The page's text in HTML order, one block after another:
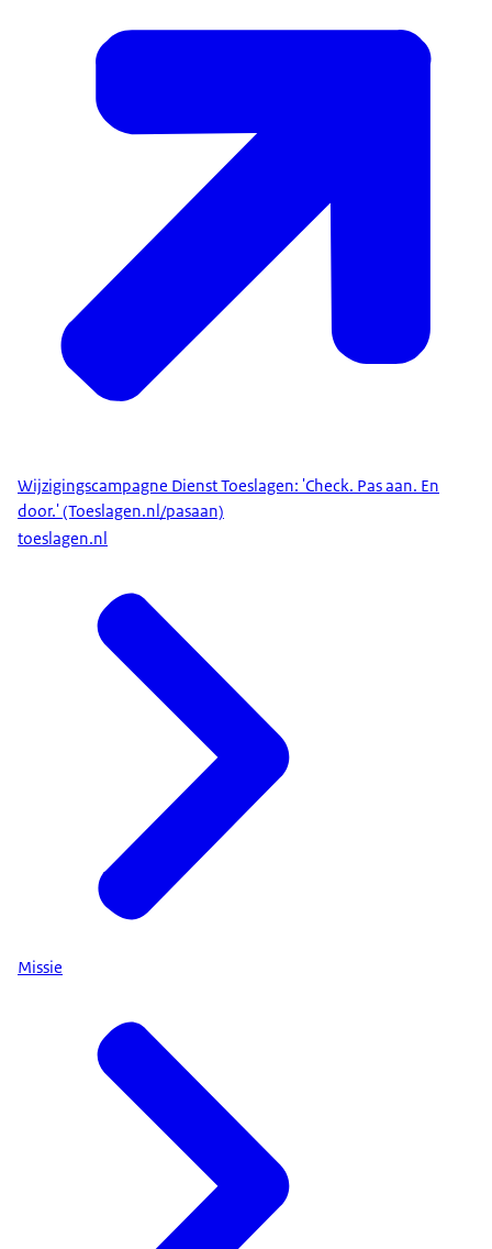
Wijzigingscampagne Dienst Toeslagen: 'Check. Pas aan. En
door.' (Toeslagen.nl/pasaan)
toeslagen.nl
Missie